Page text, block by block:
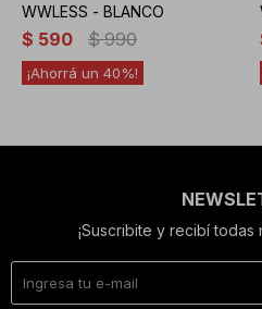
WWLESS - BLANCO
$ 590 $ 990
40
¡Suscribite y recibí